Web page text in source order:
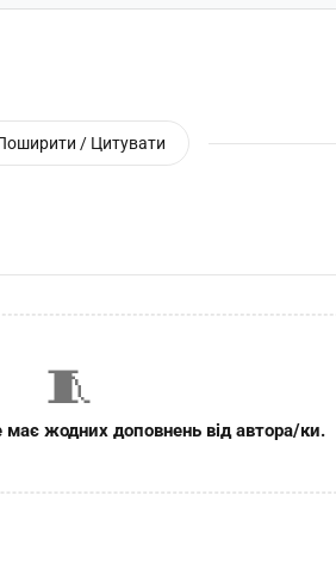
/ Цитувати
🧵
жодних доповнень від автора/ки.